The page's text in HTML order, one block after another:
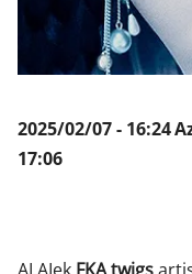
2025/02/07 - 16:24
17:06